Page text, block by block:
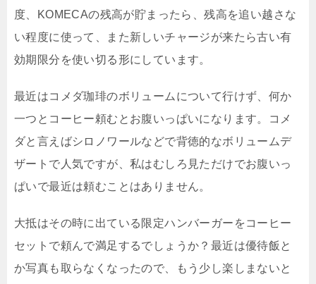
度、KOMECAの残高が貯まったら、残高を追い越さな
い程度に使って、また新しいチャージが来たら古い有
効期限分を使い切る形にしています。
最近はコメダ珈琲のボリュームについて行けず、何か
一つとコーヒー頼むとお腹いっぱいになります。コメ
ダと言えばシロノワールなどで背徳的なボリュームデ
ザートで人気ですが、私はむしろ見ただけでお腹いっ
ぱいで最近は頼むことはありません。
大抵はその時に出ている限定ハンバーガーをコーヒー
セットで頼んで満足するでしょうか？最近は優待飯と
か写真も取らなくなったので、もう少し楽しまないと